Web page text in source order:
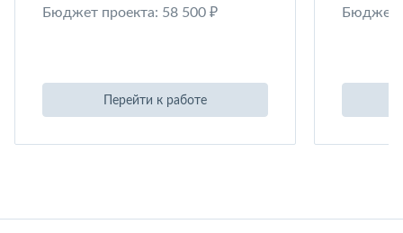
Бюджет проекта: 58 500 ₽
Перейти к работе
Бюджет